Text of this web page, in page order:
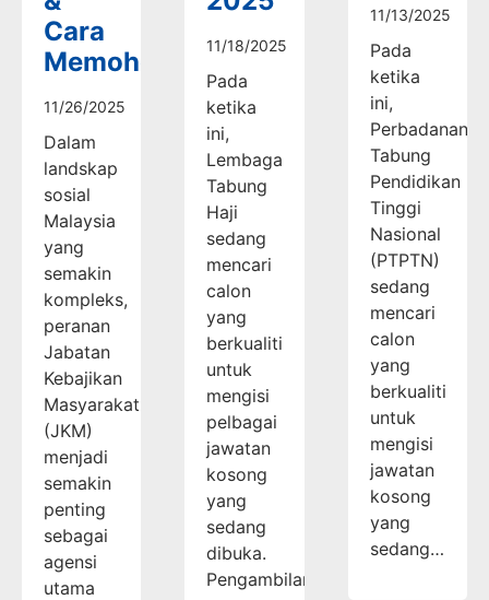
Cara
Memohon
11/26/2025
Dalam
landskap
sosial
Malaysia
yang
semakin
kompleks,
peranan
Jabatan
Kebajikan
Masyarakat
(JKM)
menjadi
semakin
penting
sebagai
agensi
utama
11/18/2025
Pada
ketika
ini,
Lembaga
Tabung
Haji
sedang
mencari
calon
yang
berkualiti
untuk
mengisi
pelbagai
jawatan
kosong
yang
sedang
dibuka.
Pengambilan…
11/13/2025
Pada
ketika
ini,
Perbadanan
Tabung
Pendidikan
Tinggi
Nasional
(PTPTN)
sedang
mencari
calon
yang
berkualiti
untuk
mengisi
jawatan
kosong
yang
sedang…